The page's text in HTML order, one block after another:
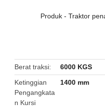
Produk - Traktor
Berat traksi
6000 KGS
Ketinggian
Pengangkata
n Kursi
1400 mm